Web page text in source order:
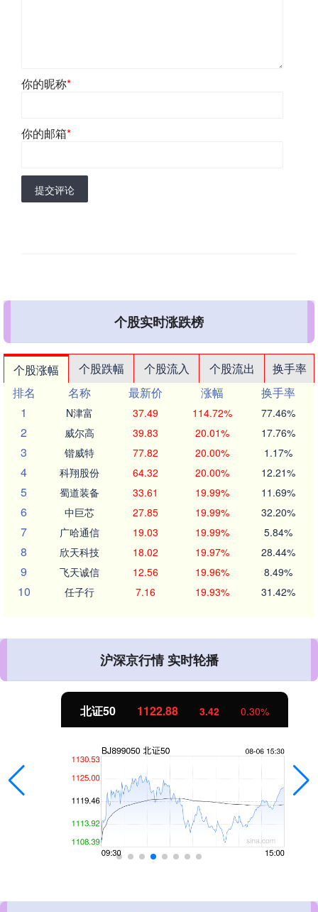
你的昵称*
你的邮箱*
提交评论
个股实时涨跌榜
个股涨幅 个股跌幅 个股流入 个股流出
换手率
排名
名称 最新价 涨幅
换手率
1
N津富 37.49 114.72% 77.46%
2 威尔高 39.83 20.01% 17.76%
3 锴威特 77.82 20.00% 1.17%
4 科翔股份 64.32 20.00% 12.21%
5 蜀道装备 33.61 19.99% 11.69%
6 中巨芯 27.85 19.99% 32.20%
7 广哈通信 19.03 19.99% 5.84%
8 欣天科技 18.02 19.97% 28.44%
9 飞天诚信 12.56 19.96% 8.49%
10 任子行 7.16 19.93% 31.42%
沪深京行情 实时轮播
北证50 1122.88 3.42 0.30%